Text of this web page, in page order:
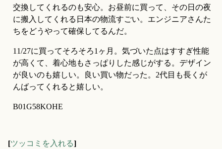
交換してくれるのも安心。お昼前に買って、その日の夜
に搬入してくれる日本の物流すごい。エンジニアさんた
ちをどうやって確保してるんだ。
11/27に買ってそろそろ1ヶ月。気づいた点はすすぎ性能
が高くて、着心地もさっぱりした感じがする。デザイン
が良いのも嬉しい。良い買い物だった。2代目も長くが
んばってくれると嬉しい。
B01G58KOHE
[ツッコミを入れる]